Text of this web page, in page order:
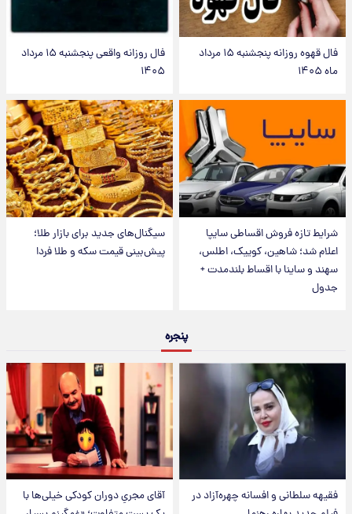
فال قهوه روزانه پنجشنبه ۱۵ مرداد
ماه ۱۴۰۵
فال روزانه واقعی پنجشنبه ۱۵ مرداد
۱۴۰۵
شرایط تازه فروش اقساطی سایپا
اعلام شد؛ شاهین، کوییک، اطلس،
سهند و ساینا با اقساط بلندمدت +
جدول
سیگنال‌های جدید برای بازار طلا؛
پیش‌بینی قیمت سکه و طلا فردا
پنجره
فقیهه سلطانی و افسانه چهره‌آزاد در
آقای مجریِ دوران کودکی خیلی‌ها با